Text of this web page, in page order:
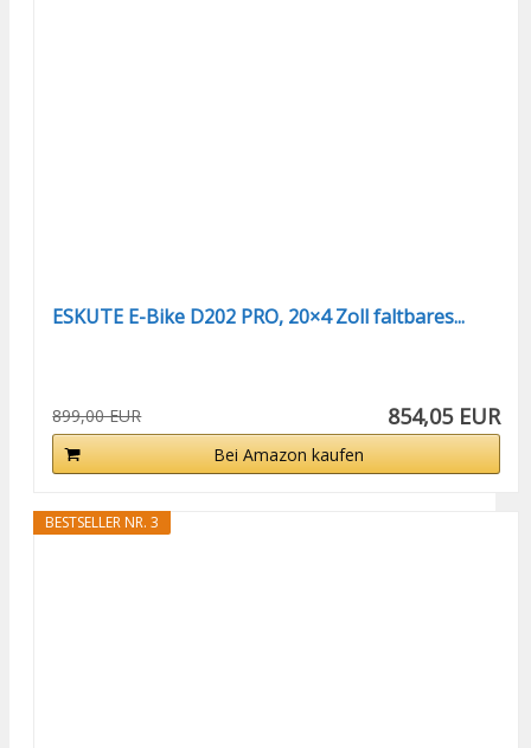
ESKUTE E-Bike D202 PRO, 20×4 Zoll faltbares...
899,00 EUR 854,05 EUR
Bei Amazon kaufen
BESTSELLER NR. 3